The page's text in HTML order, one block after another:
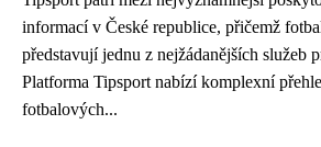
informací v České republice, přičemž
představují jednu z nejžádanějších služeb
Platforma Tipsport nabízí komplexní
fotbalových...